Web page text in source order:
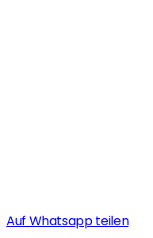
Auf Whatsapp teilen